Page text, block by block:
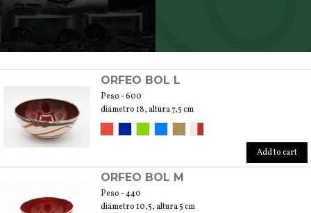
ORFEO BOL L
Peso - 600
diámetro 18, altura 7,5 cm
Add to cart
ORFEO BOL M
Peso - 440
diámetro 10,5, altura 5 cm